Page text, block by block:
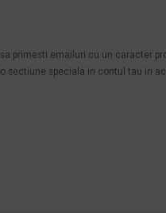
primesti emailuri cu un caracter
sectiune speciala in contul tau in